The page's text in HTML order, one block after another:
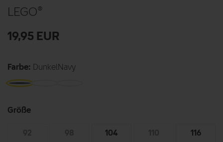
LEGO®
19,95 EUR
Farbe: DunkelNavy
Größe
104 116